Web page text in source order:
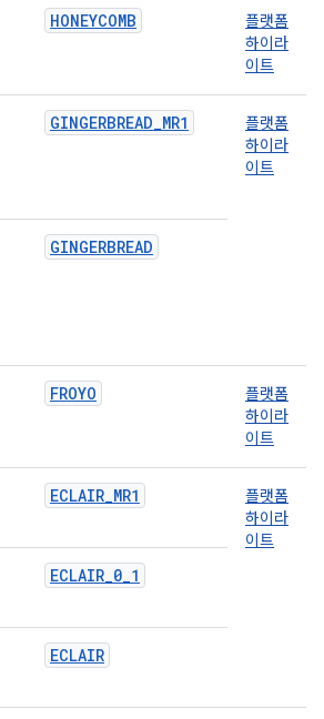
HONEYCOMB
플랫폼
하이라
이트
GINGERBREAD_MR1
플랫폼
하이라
이트
GINGERBREAD
FROYO
플랫폼
하이라
이트
ECLAIR_MR1
플랫폼
하이라
이트
ECLAIR_0_1
ECLAIR